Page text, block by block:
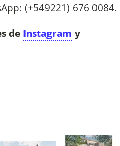
(+549221) 676 0084.
de Instagram y